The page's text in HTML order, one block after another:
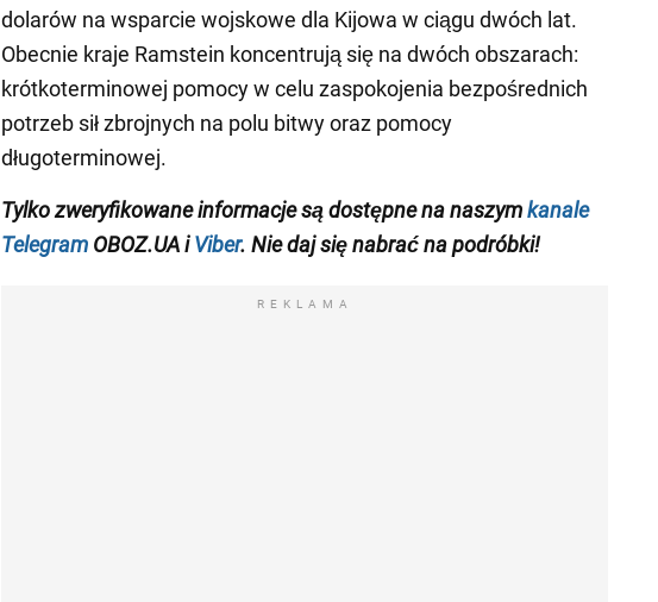
dolarów na wsparcie wojskowe dla Kijowa w ciągu dwóch lat.
Obecnie kraje Ramstein koncentrują się na dwóch obszarach:
krótkoterminowej pomocy w celu zaspokojenia bezpośrednich
potrzeb sił zbrojnych na polu bitwy oraz pomocy
długoterminowej.
Tylko zweryfikowane informacje są dostępne na naszymkanale
Telegram OBOZ.UA iViber. Nie daj się nabrać na podróbki!
REKLAMA